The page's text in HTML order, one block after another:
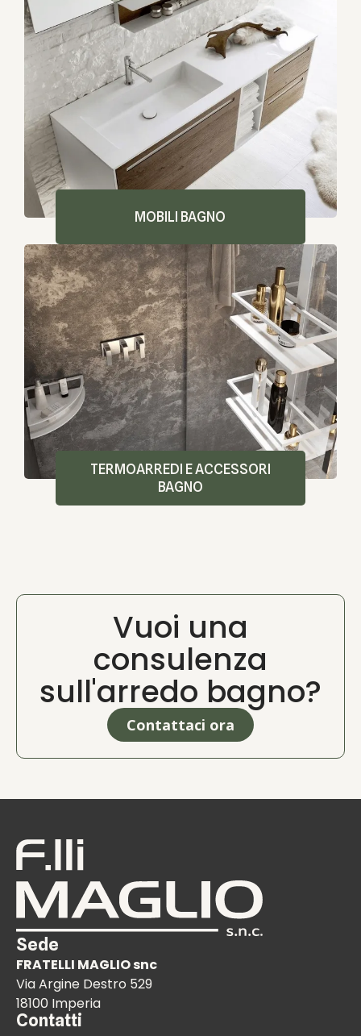
MOBILI BAGNO​
TERMOARREDI E ACCESSORI
BAGNO​
Vuoi una
consulenza
sull'arredo bagno?
Contattaci ora
Sede
FRATELLI MAGLIO snc
Via Argine Destro 529
18100 Imperia
Contatti